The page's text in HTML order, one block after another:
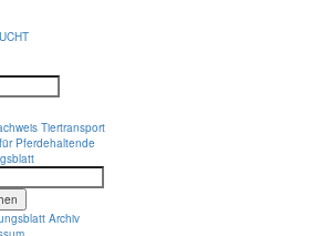
Tiertransport
Pferdehaltende
Archiv